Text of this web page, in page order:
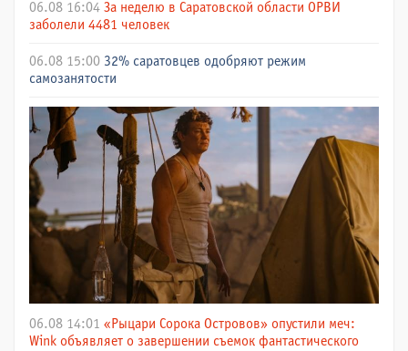
06.08 16:04 За неделю в Саратовской области ОРВИ
заболели 4481 человек
06.08 15:00 32% саратовцев одобряют режим
самозанятости
06.08 14:01 «Рыцари Сорока Островов» опустили меч:
Wink объявляет о завершении съемок фантастического